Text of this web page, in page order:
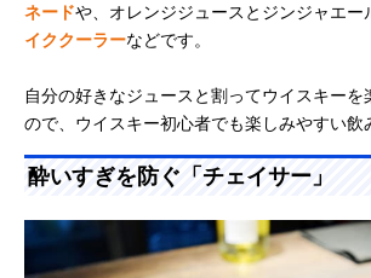
ネードや、オレンジジュースとジンジャエー
イククーラーなどです。
自分の好きなジュースと割ってウイスキーを
ので、ウイスキー初心者でも楽しみやすい飲
酔いすぎを防ぐ「チェイサー」